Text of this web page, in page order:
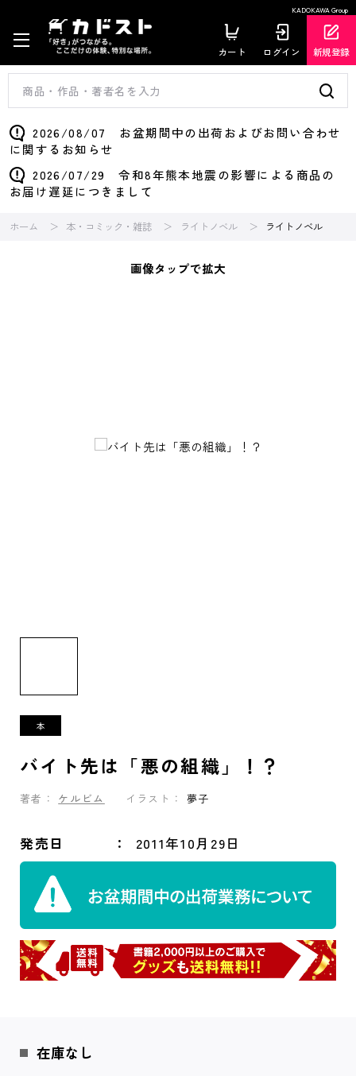
KADOKAWA Group
カート ログイン 新規登録
2026/08/07 お盆期間中の出荷およびお問い合わせ
に関するお知らせ
2026/07/29 令和8年熊本地震の影響による商品の
お届け遅延につきまして
ホーム 本・コミック・雑誌 ライトノベル ライトノベル
画像タップで拡大
バイト先は「悪の組織」！？
著者： ケルビム イラスト： 夢子
発売日 2011年10月29日
在庫なし